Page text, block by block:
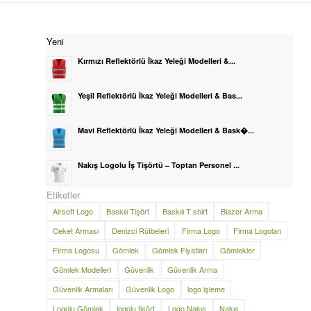
Yeni
Kırmızı Reflektörlü İkaz Yeleği Modelleri &...
Yeşil Reflektörlü İkaz Yeleği Modelleri & Bas...
Mavi Reflektörlü İkaz Yeleği Modelleri & Bask�...
Nakış Logolu İş Tişörtü – Toptan Personel ...
Etiketler
Airsoft Logo Baskılı Tişört Baskılı T shirt
Blazer Arma
Ceket Arması
Denizci Rütbeleri Firma Logo
Firma Logoları
Firma Logosu
Gömlek Gömlek Fiyatları
Gömlekler
Gömlek Modelleri
Güvenlik
Güvenlik Arma
Güvenlik Armaları
Güvenlik Logo
logo işleme
Logolu Gömlek
logolu tişört Logo Nakış Nakış